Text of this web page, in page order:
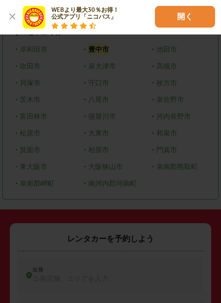
WEBより最大30％お得！
公式アプリ「ニコパス」
開く
美原区
・ 岸和田市 ・ 豊中市 ・ 池田市
・ 吹田市 ・ 泉大津市 ・ 高槻市
・ 貝塚市 ・ 守口市 ・枚方市
・ 茨木市 ・ 八尾市 ・ 泉佐野市
・ 富田林市 ・ 寝屋川市 ・ 河内長野市
・ 松原市 ・ 大東市 ・ 和泉市
・ 箕面市 ・ 柏原市 ・ 門真市
・ 東大阪市 ・ 大阪狭山市 ・ 泉南郡熊取町
・ 泉南郡岬町 ・ 南河内郡河南町
レンタカーを予約しよう
出発